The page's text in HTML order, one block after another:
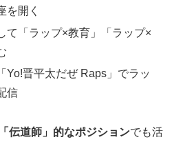
を開く
て「ラップ×教育」「ラップ×
Yo!晋平太だぜ Raps」でラッ
信
伝道師」的なポジションでも活